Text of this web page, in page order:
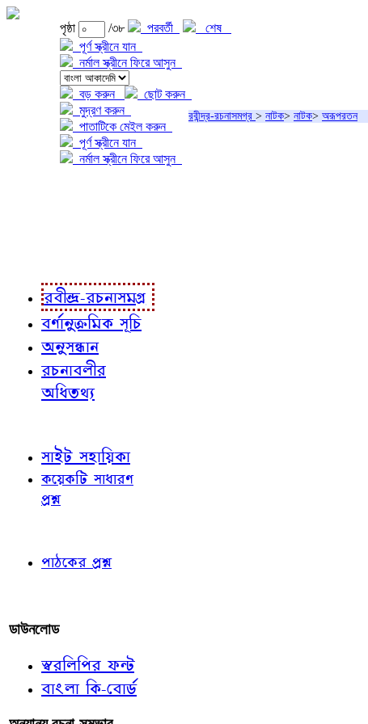
পৃষ্ঠা /৩৮ পরবর্তী
শেষ
পূর্ণ স্ক্রীনে যান
নর্মাল স্ক্রীনে ফিরে আসুন
বড় করুন
ছোট করুন
মুদ্রণ করুন
পাতাটিকে মেইল করুন
পূর্ণ স্ক্রীনে যান
নর্মাল স্ক্রীনে ফিরে আসুন
রবীন্দ্র-রচনাসমগ্র > নাটক> নাটক> অরূপরতন
রবীন্দ্র-রচনাসমগ্র
বর্ণানুক্রমিক সূচি
অনুসন্ধান
রচনাবলীর
অধিতথ্য
সাইট সহায়িকা
কয়েকটি সাধারণ
প্রশ্ন
পাঠকের প্রশ্ন
ডাউনলোড
স্বরলিপির ফন্ট
বাংলা কি-বোর্ড